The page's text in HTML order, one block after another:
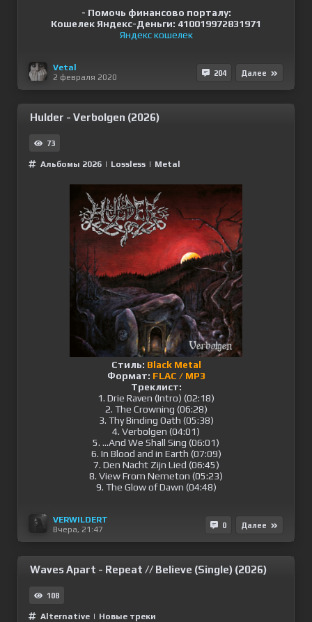
- Помочь финансово порталу:
Кошелек Яндекс-Деньги: 410019972831971
Яндекс кошелек
Vetal
2 февраля 2020
204 Далее
Hulder - Verbolgen (2026)
73
Альбомы 2026 | Lossless | Metal
Стиль: Black Metal
Формат: FLAC / MP3
Треклист:
1. Drie Raven (Intro) (02:18)
2. The Crowning (06:28)
3. Thy Binding Oath (05:38)
4. Verbolgen (04:01)
5. ...And We Shall Sing (06:01)
6. In Blood and in Earth (07:09)
7. Den Nacht Zijn Lied (06:45)
8. View From Nemeton (05:23)
9. The Glow of Dawn (04:48)
VERWILDERT
Вчера, 21:47
0 Далее
Waves Apart - Repeat // Believe (Single) (2026)
108
Alternative | Новые треки